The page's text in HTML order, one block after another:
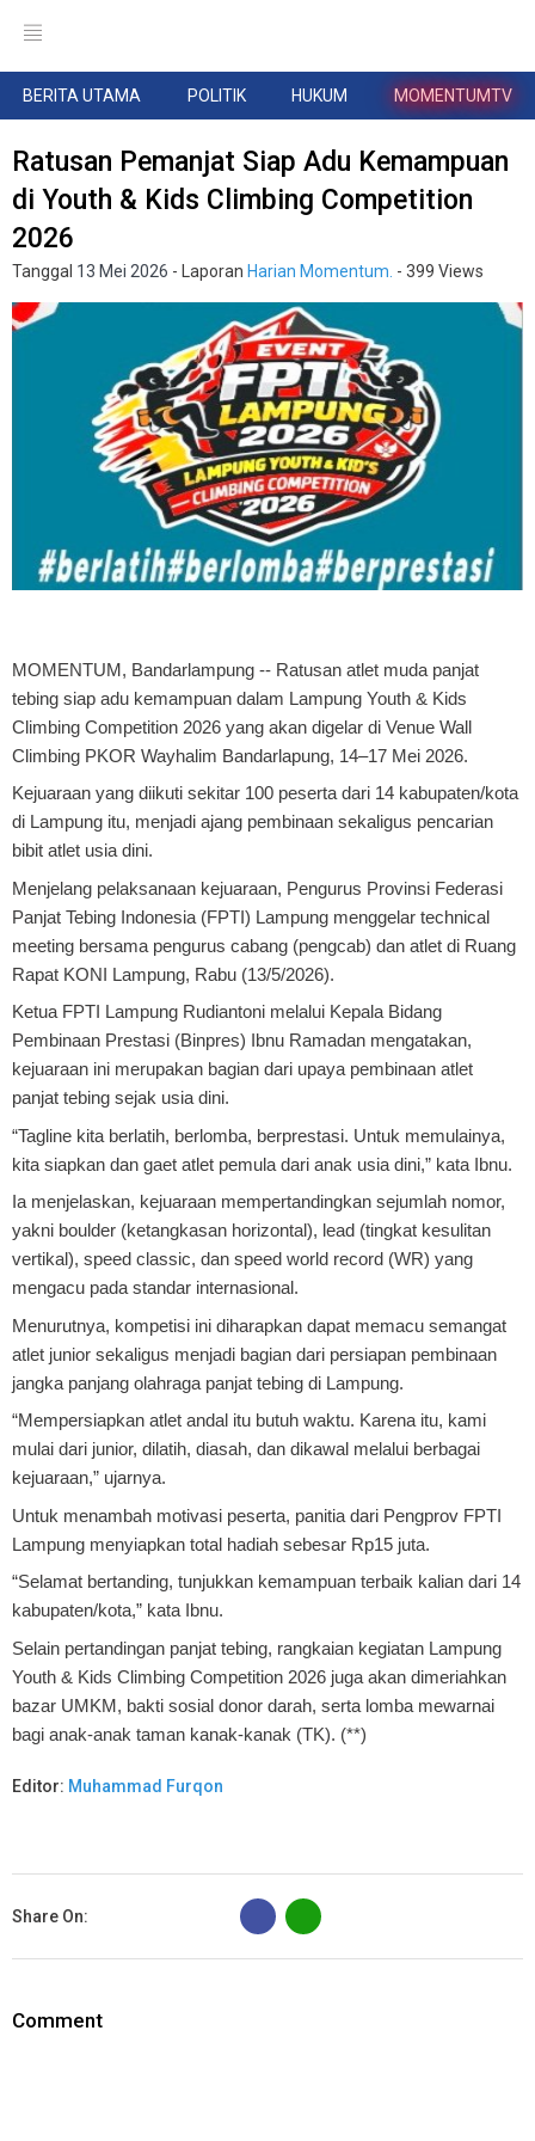
BERITA UTAMA POLITIK HUKUM MOMENTUMTV
Ratusan Pemanjat Siap Adu Kemampuan
di Youth & Kids Climbing Competition
2026
Tanggal 13 Mei 2026 - Laporan Harian Momentum. - 399 Views
MOMENTUM, Bandarlampung -- Ratusan atlet muda panjat
tebing siap adu kemampuan dalam Lampung Youth & Kids
Climbing Competition 2026 yang akan digelar di Venue Wall
Climbing PKOR Wayhalim Bandarlapung, 14–17 Mei 2026.
Kejuaraan yang diikuti sekitar 100 peserta dari 14 kabupaten/kota
di Lampung itu, menjadi ajang pembinaan sekaligus pencarian
bibit atlet usia dini.
Menjelang pelaksanaan kejuaraan, Pengurus Provinsi Federasi
Panjat Tebing Indonesia (FPTI) Lampung menggelar technical
meeting bersama pengurus cabang (pengcab) dan atlet di Ruang
Rapat KONI Lampung, Rabu (13/5/2026).
Ketua FPTI Lampung Rudiantoni melalui Kepala Bidang
Pembinaan Prestasi (Binpres) Ibnu Ramadan mengatakan,
kejuaraan ini merupakan bagian dari upaya pembinaan atlet
panjat tebing sejak usia dini.
“Tagline kita berlatih, berlomba, berprestasi. Untuk memulainya,
kita siapkan dan gaet atlet pemula dari anak usia dini,” kata Ibnu.
Ia menjelaskan, kejuaraan mempertandingkan sejumlah nomor,
yakni boulder (ketangkasan horizontal), lead (tingkat kesulitan
vertikal), speed classic, dan speed world record (WR) yang
mengacu pada standar internasional.
Menurutnya, kompetisi ini diharapkan dapat memacu semangat
atlet junior sekaligus menjadi bagian dari persiapan pembinaan
jangka panjang olahraga panjat tebing di Lampung.
“Mempersiapkan atlet andal itu butuh waktu. Karena itu, kami
mulai dari junior, dilatih, diasah, dan dikawal melalui berbagai
kejuaraan,” ujarnya.
Untuk menambah motivasi peserta, panitia dari Pengprov FPTI
Lampung menyiapkan total hadiah sebesar Rp15 juta.
“Selamat bertanding, tunjukkan kemampuan terbaik kalian dari 14
kabupaten/kota,” kata Ibnu.
Selain pertandingan panjat tebing, rangkaian kegiatan Lampung
Youth & Kids Climbing Competition 2026 juga akan dimeriahkan
bazar UMKM, bakti sosial donor darah, serta lomba mewarnai
bagi anak-anak taman kanak-kanak (TK). (**)
Editor: Muhammad Furqon
Share On:
B
Comment